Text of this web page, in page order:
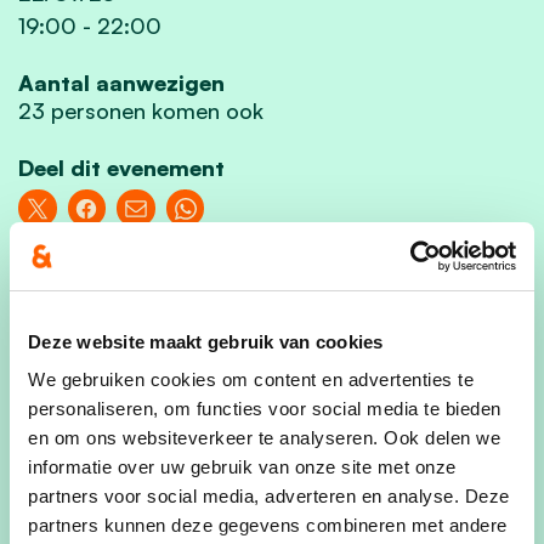
Deze website maakt gebruik van cookies
We gebruiken cookies om content en advertenties te
personaliseren, om functies voor social media te bieden
en om ons websiteverkeer te analyseren. Ook delen we
informatie over uw gebruik van onze site met onze
partners voor social media, adverteren en analyse. Deze
partners kunnen deze gegevens combineren met andere
19:00 - 22:00
Aantal aanwezigen
23 personen komen ook
Deel dit evenement
Ga mee op wandel op dinsdagavond 22 juli 2025.
Mandataris, Jan Catry, neemt ons mee op
sleeptouw doorheen de mooiste plekjes van
Eindhout. Het traject van ongeveer zes kilometer
leggen we op een gezapig tempo af en is geschikt
voor jong en oud.